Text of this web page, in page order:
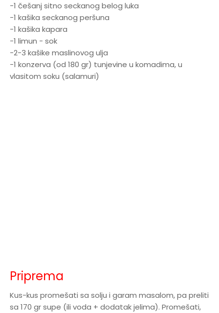
-1 češanj sitno seckanog belog luka
-1 kašika seckanog peršuna
-1 kašika kapara
-1 limun - sok
-2-3 kašike maslinovog ulja
-1 konzerva (od 180 gr) tunjevine u komadima, u
vlasitom soku (salamuri)
Priprema
Kus-kus promešati sa solju i garam masalom, pa preliti
sa 170 gr supe (ili voda + dodatak jelima). Promešati,